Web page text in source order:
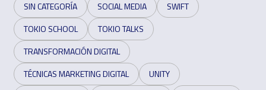
SIN CATEGORÍA
SOCIAL MEDIA
SWIFT
TOKIO SCHOOL
TOKIO TALKS
TRANSFORMACIÓN DIGITAL
TÉCNICAS MARKETING DIGITAL
UNITY